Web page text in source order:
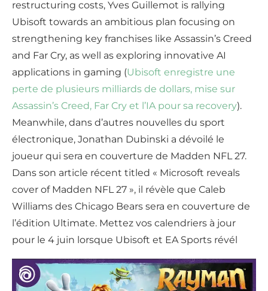
restructuring costs, Yves Guillemot is rallying
Ubisoft towards an ambitious plan focusing on
strengthening key franchises like Assassin’s Creed
and Far Cry, as well as exploring innovative AI
applications in gaming (Ubisoft enregistre une
perte de plusieurs milliards de dollars, mise sur
Assassin’s Creed, Far Cry et l’IA pour sa recovery).
Meanwhile, dans d’autres nouvelles du sport
électronique, Jonathan Dubinski a dévoilé le
joueur qui sera en couverture de Madden NFL 27.
Dans son article récent titled « Microsoft reveals
cover of Madden NFL 27 », il révèle que Caleb
Williams des Chicago Bears sera en couverture de
l’édition Ultimate. Mettez vos calendriers à jour
pour le 4 juin lorsque Ubisoft et EA Sports révél